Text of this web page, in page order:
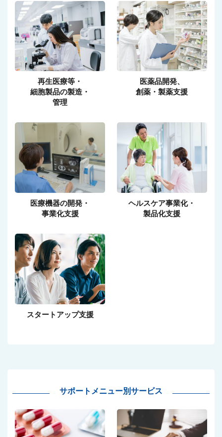
再生医療等・
細胞製品の製造・
管理
医薬品開発、
創薬・製薬支援
医療機器の開発・
事業化支援
ヘルスケア事業化・
製品化支援
スタートアップ支援
サポートメニュー別サービス